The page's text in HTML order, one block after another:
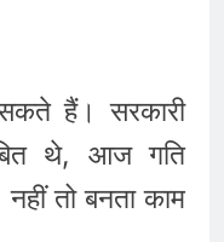
हैं। सरकारी
थे, आज गति
तो बनता काम